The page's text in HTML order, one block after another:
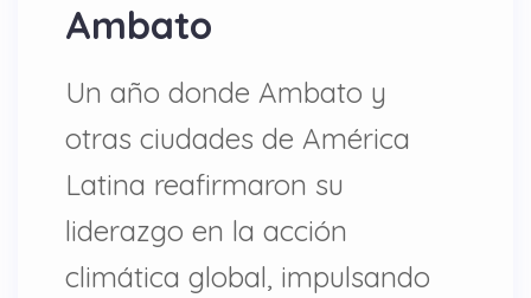
Ambato
Un año donde Ambato y
otras ciudades de América
Latina reafirmaron su
liderazgo en la acción
climática global, impulsando